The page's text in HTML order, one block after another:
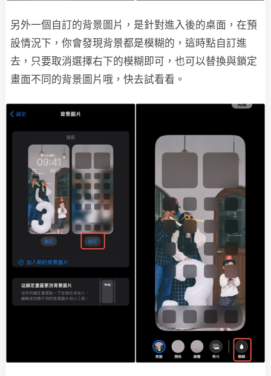
另外一個自訂的背景圖片，是針對進入後的桌面，在預
設情況下，你會發現背景都是模糊的，這時點自訂進
去，只要取消選擇右下的模糊即可，也可以替換與鎖定
畫面不同的背景圖片哦，快去試看看。